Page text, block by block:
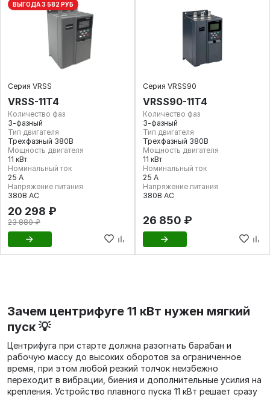
ВЫГОДА 3 582 РУБ
Серия VRSS
VRSS-11T4
Количество фаз
3-фазный
Тип двигателя
Трехфазный 380В
Мощность двигателя
11 кВт
Номинальный ток
25 А
Напряжение питания
380В AC
20 298 ₽
23 880 ₽
Серия VRSS90
VRSS90-11T4
Количество фаз
3-фазный
Тип двигателя
Трехфазный 380В
Мощность двигателя
11 кВт
Номинальный ток
25 А
Напряжение питания
380В AC
26 850 ₽
Зачем центрифуге 11 кВт нужен мягкий
пуск 💡
Центрифуга при старте должна разогнать барабан и
рабочую массу до высоких оборотов за ограниченное
время, при этом любой резкий толчок неизбежно
переходит в вибрации, биения и дополнительные усилия на
крепления. Устройство плавного пуска 11 кВт решает сразу